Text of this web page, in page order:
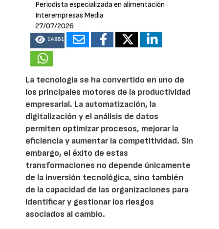
Periodista especializada en alimentación ·
Interempresas Media
27/07/2026
14951
La tecnología se ha convertido en uno de
los principales motores de la productividad
empresarial. La automatización, la
digitalización y el análisis de datos
permiten optimizar procesos, mejorar la
eficiencia y aumentar la competitividad. Sin
embargo, el éxito de estas
transformaciones no depende únicamente
de la inversión tecnológica, sino también
de la capacidad de las organizaciones para
identificar y gestionar los riesgos
asociados al cambio.